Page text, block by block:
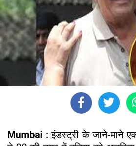
Mumbai : इंडस्ट्री के जाने-माने